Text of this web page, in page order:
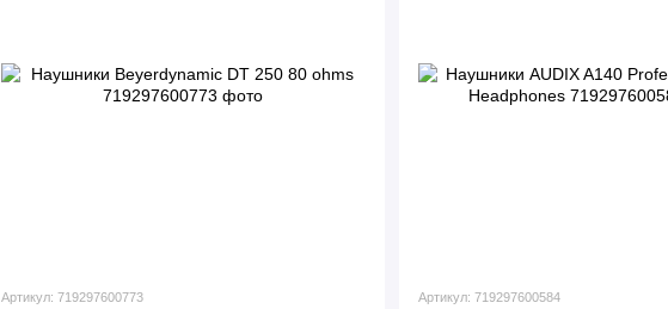
Артикул: 719297600773 Артикул: 719297600584